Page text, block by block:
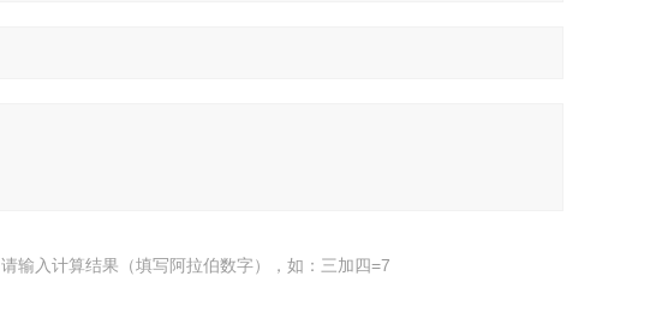
请输入计算结果（填写阿拉伯数字），如：三加四=7